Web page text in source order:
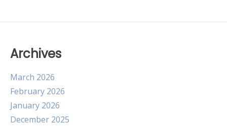
Archives
March 2026
February 2026
January 2026
December 2025